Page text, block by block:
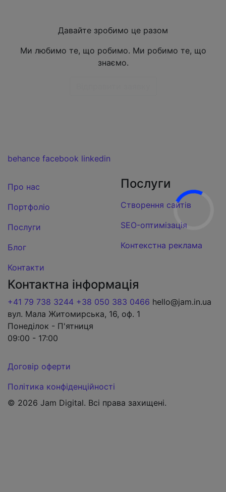
Давайте зробимо це разом
Ми любимо те, що робимо. Ми робимо те, що
знаємо.
behance facebook linkedin
Про нас
Портфоліо
Послуги
Блог
Контакти
Послуги
Створення сайтів
SEO-оптимізація
Контекстна реклама
Контактна інформація
+41 79 738 3244 +38 050 383 0466 hello@jam.in.ua
вул. Мала Житомирська, 16, оф. 1
Понеділок - П'ятниця
09:00 - 17:00
Договір оферти
Політика конфіденційності
© 2026 Jam Digital. Всі права захищені.